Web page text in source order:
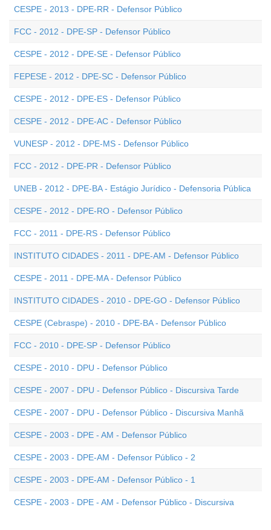
CESPE - 2013 - DPE-RR - Defensor Público
FCC - 2012 - DPE-SP - Defensor Público
CESPE - 2012 - DPE-SE - Defensor Público
FEPESE - 2012 - DPE-SC - Defensor Público
CESPE - 2012 - DPE-ES - Defensor Público
CESPE - 2012 - DPE-AC - Defensor Público
VUNESP - 2012 - DPE-MS - Defensor Público
FCC - 2012 - DPE-PR - Defensor Público
UNEB - 2012 - DPE-BA - Estágio Jurídico - Defensoria Pública
CESPE - 2012 - DPE-RO - Defensor Público
FCC - 2011 - DPE-RS - Defensor Público
INSTITUTO CIDADES - 2011 - DPE-AM - Defensor Público
CESPE - 2011 - DPE-MA - Defensor Público
INSTITUTO CIDADES - 2010 - DPE-GO - Defensor Público
CESPE (Cebraspe) - 2010 - DPE-BA - Defensor Público
FCC - 2010 - DPE-SP - Defensor Público
CESPE - 2010 - DPU - Defensor Público
CESPE - 2007 - DPU - Defensor Público - Discursiva Tarde
CESPE - 2007 - DPU - Defensor Público - Discursiva Manhã
CESPE - 2003 - DPE - AM - Defensor Público
CESPE - 2003 - DPE-AM - Defensor Público - 2
CESPE - 2003 - DPE-AM - Defensor Público - 1
CESPE - 2003 - DPE - AM - Defensor Público - Discursiva